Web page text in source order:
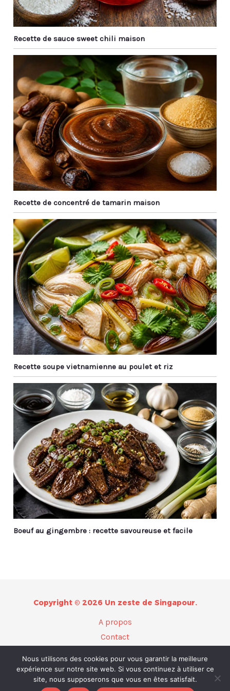
l'après-midi.
Recette de sauce sweet chili maison
Recette de concentré de tamarin maison
Recette soupe vietnamienne au poulet et riz
Boeuf au gingembre : recette savoureuse et facile
Copyright © 2026 Un zeste de Singapour.
A propos
Contact
Mentions légales
Politique de confidentialité
Nous utilisons des cookies pour vous garantir la meilleure
expérience sur notre site web. Si vous continuez à utiliser ce
site, nous supposerons que vous en êtes satisfait.